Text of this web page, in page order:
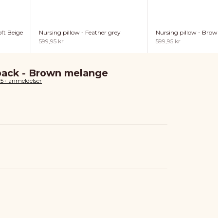
Beige
Nursing pillow - Feather grey
Sale price
599,95 kr
Nursing pillow -
Sale price
599,95 kr
- Brown melange
anmeldelser